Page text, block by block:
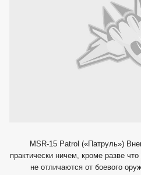
MSR-15 Patrol («Патруль»)
практически ничем, кроме разве
не отличаются от боевого